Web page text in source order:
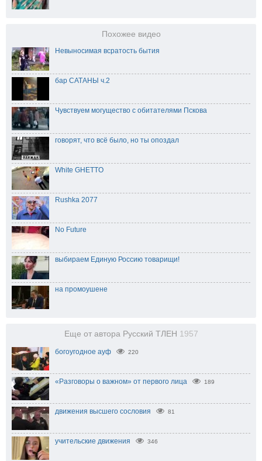
Похожее видео
Невыносимая всратость бытия
бар САТАНЫ ч.2
Чувствуем могущество с обитателями Пскова
говорят, что всё было, но ты опоздал
White GHETTO
Rushka 2077
No Future
выбираем Единую Россию товарищи!
на промоушене
Еще от автора Русский ТЛЕН 1957
богоугодное ауф 220
«Разговоры о важном» от первого лица 189
движения высшего сословия 81
учительские движения 346